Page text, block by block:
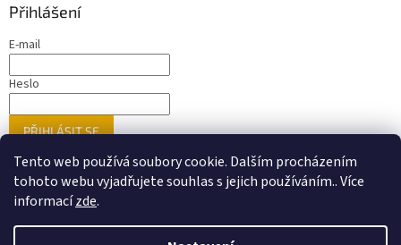
Tento web používá soubory cookie. Dalším procházením
tohoto webu vyjadřujete souhlas s jejich používáním.. Více
informacízde.
Přihlášení
E-mail
Heslo
PŘIHLÁSIT SE
Nová registraceZapomenuté heslo